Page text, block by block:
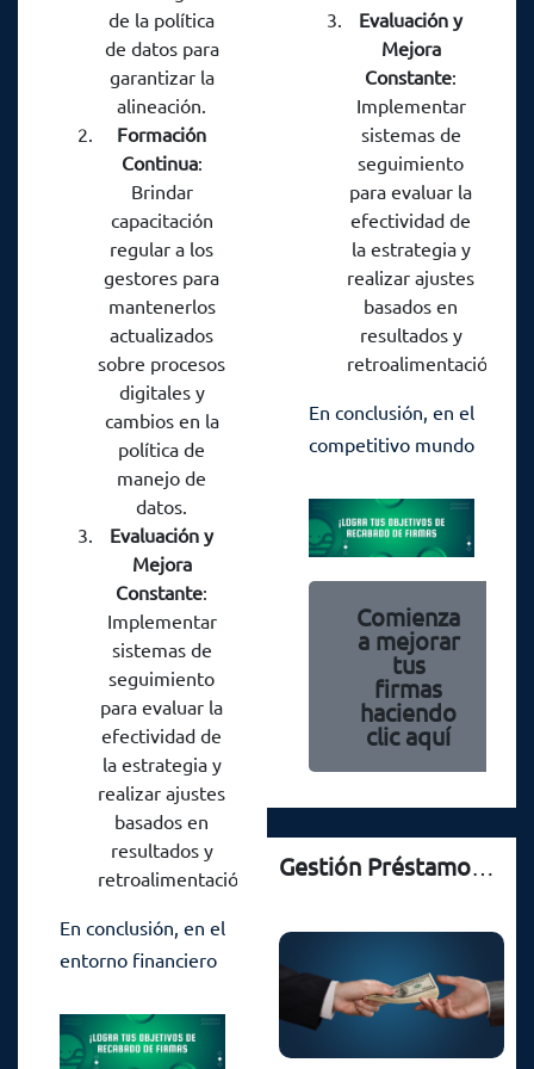
de la política
de datos para
garantizar la
alineación.
Formación
Continua:
Brindar
capacitación
regular a los
gestores para
mantenerlos
actualizados
sobre procesos
digitales y
cambios en la
política de
manejo de
datos.
Evaluación y
Mejora
Constante:
Implementar
sistemas de
seguimiento
para evaluar la
efectividad de
la estrategia y
realizar ajustes
basados en
resultados y
retroalimentación.
En conclusión, en el
entorno financiero
Colombia, la
gestión crediticia
Evaluación y
Mejora
Constante:
Implementar
sistemas de
seguimiento
para evaluar la
efectividad de
la estrategia y
realizar ajustes
basados en
resultados y
retroalimentación.
En conclusión, en el
competitivo mundo
colombiano, la
gestión crediticia
fundamental para
el éxito sostenible
de cualquier
institución
financiera. La
combinación de
recabo de firmas
la formación de
colaboración
estratégicos puede
crear una
Comienza
a mejorar
tus
firmas
haciendo
clic aquí
Gestión Préstamos Colombia: Red, Firmas y Política